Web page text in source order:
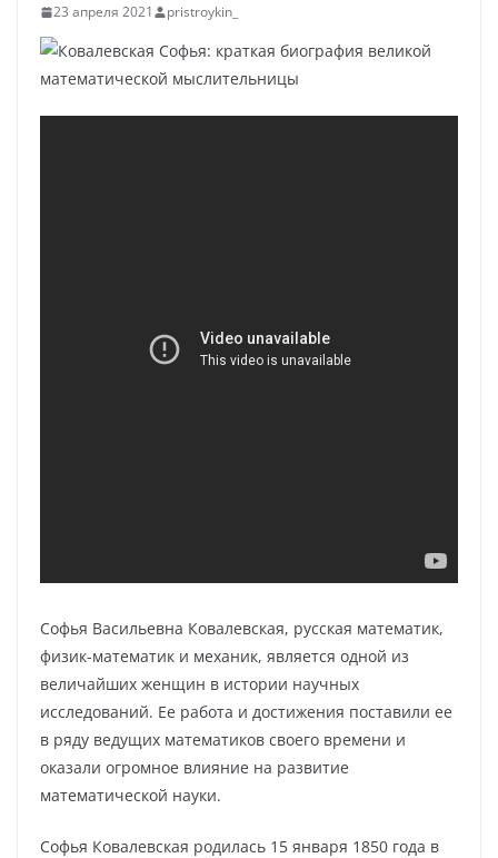
23 апреля 2021 pristroykin_
Софья Васильевна Ковалевская, русская математик,
физик-математик и механик, является одной из
величайших женщин в истории научных
исследований. Ее работа и достижения поставили ее
в ряду ведущих математиков своего времени и
оказали огромное влияние на развитие
математической науки.
Софья Ковалевская родилась 15 января 1850 года в